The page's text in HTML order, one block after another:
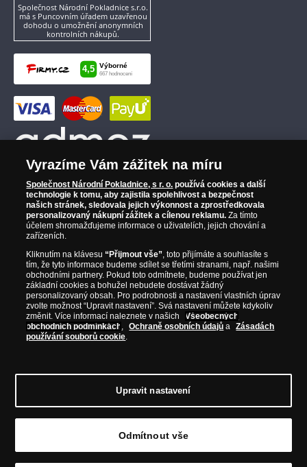
Společnost Národní Pokladnice s.r.o.
má s Puncovním úřadem uzavřenou
dohodu o umožnění anonymních
kontrolních nákupů.
Tel.: 810 100 500E-mail: info@narodnipokladnice.cz, www.narodnipokladnice.cz;
soudem v Praze, oddíl C, vložka 146644
Upravit nastavení souborů cookie můžetekliknutím na tento
odkaz.
Vyrazíme Vám zážitek na míru
Společnost Národní Pokladnice, s r. o. používá cookies a další
technologie k tomu, aby zajistila spolehlivost a bezpečnost
našich stránek, sledovala jejich výkonnost a zprostředkovala
personalizovaný nákupní zážitek a cílenou reklamu. Za tímto
účelem shromažďujeme informace o uživatelích, jejich chování a
zařízeních.
Kliknutím na klávesu“Přijmout vše”, toto přijímáte a souhlasíte s
tím, že tyto informace budeme sdílet se třetími stranami, např. našimi
obchodními partnery. Pokud toto odmítnete, budeme používat jen
základní cookies a bohužel nebudete dostávat žádný
personalizovaný obsah. Pro podrobnosti a nastavení vlastních úprav
zvolte možnost “Upravit nastavení”. Svá nastavení můžete kdykoliv
změnit. Více informací naleznete v našich
Všeobecných
obchodních podmínkách , Ochraně osobních údajů a
Zásadách
používání souborů cookie.
Upravit nastavení
Odmítnout vše